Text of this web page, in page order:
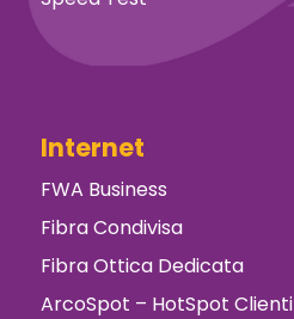
Internet
FWA Business
Fibra Condivisa
Fibra Ottica Dedicata
ArcoSpot – HotSpot Clienti